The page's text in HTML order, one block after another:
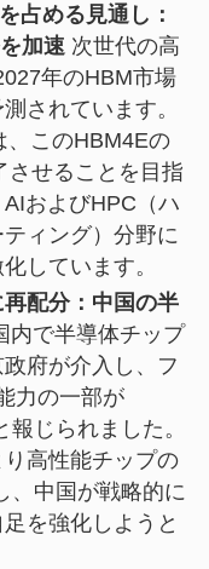
占める見通し：
加速 次世代の高
年のHBM市場
されています。
、このHBM4Eの
させることを目指
およびHPC（ハ
ィング）分野に
しています。
配分：中国の半
内で半導体チップ
府が介入し、フ
力の一部が
じられました。
高性能チップの
、中国が戦略的に
を強化しようと